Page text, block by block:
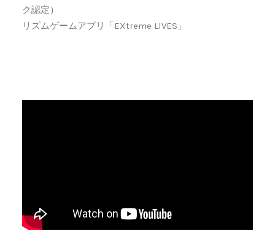
ク認定）
リズムゲームアプリ「EXtreme LIVES」